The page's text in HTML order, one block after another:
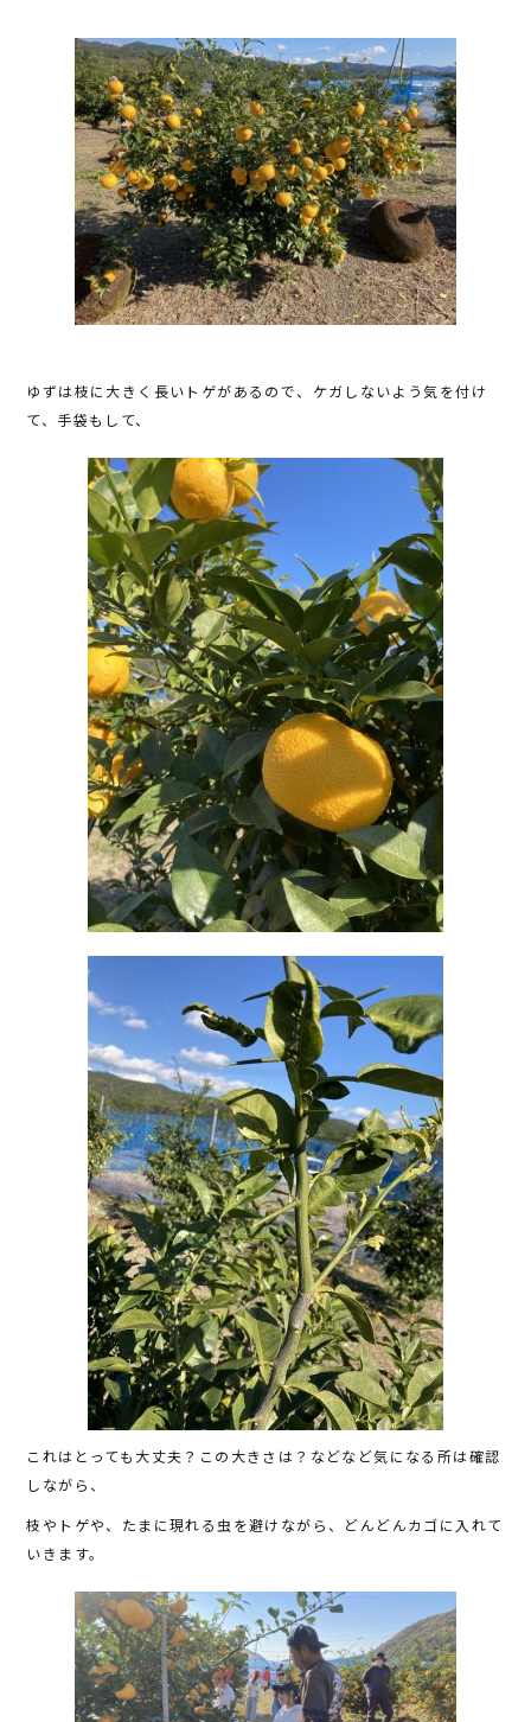
o
o
k
ゆずは枝に大きく長いトゲがあるので、ケガしないよう気を付け
て、手袋もして、
これはとっても大丈夫？この大きさは？などなど気になる所は確認
しながら、
枝やトゲや、たまに現れる虫を避けながら、どんどんカゴに入れて
いきます。